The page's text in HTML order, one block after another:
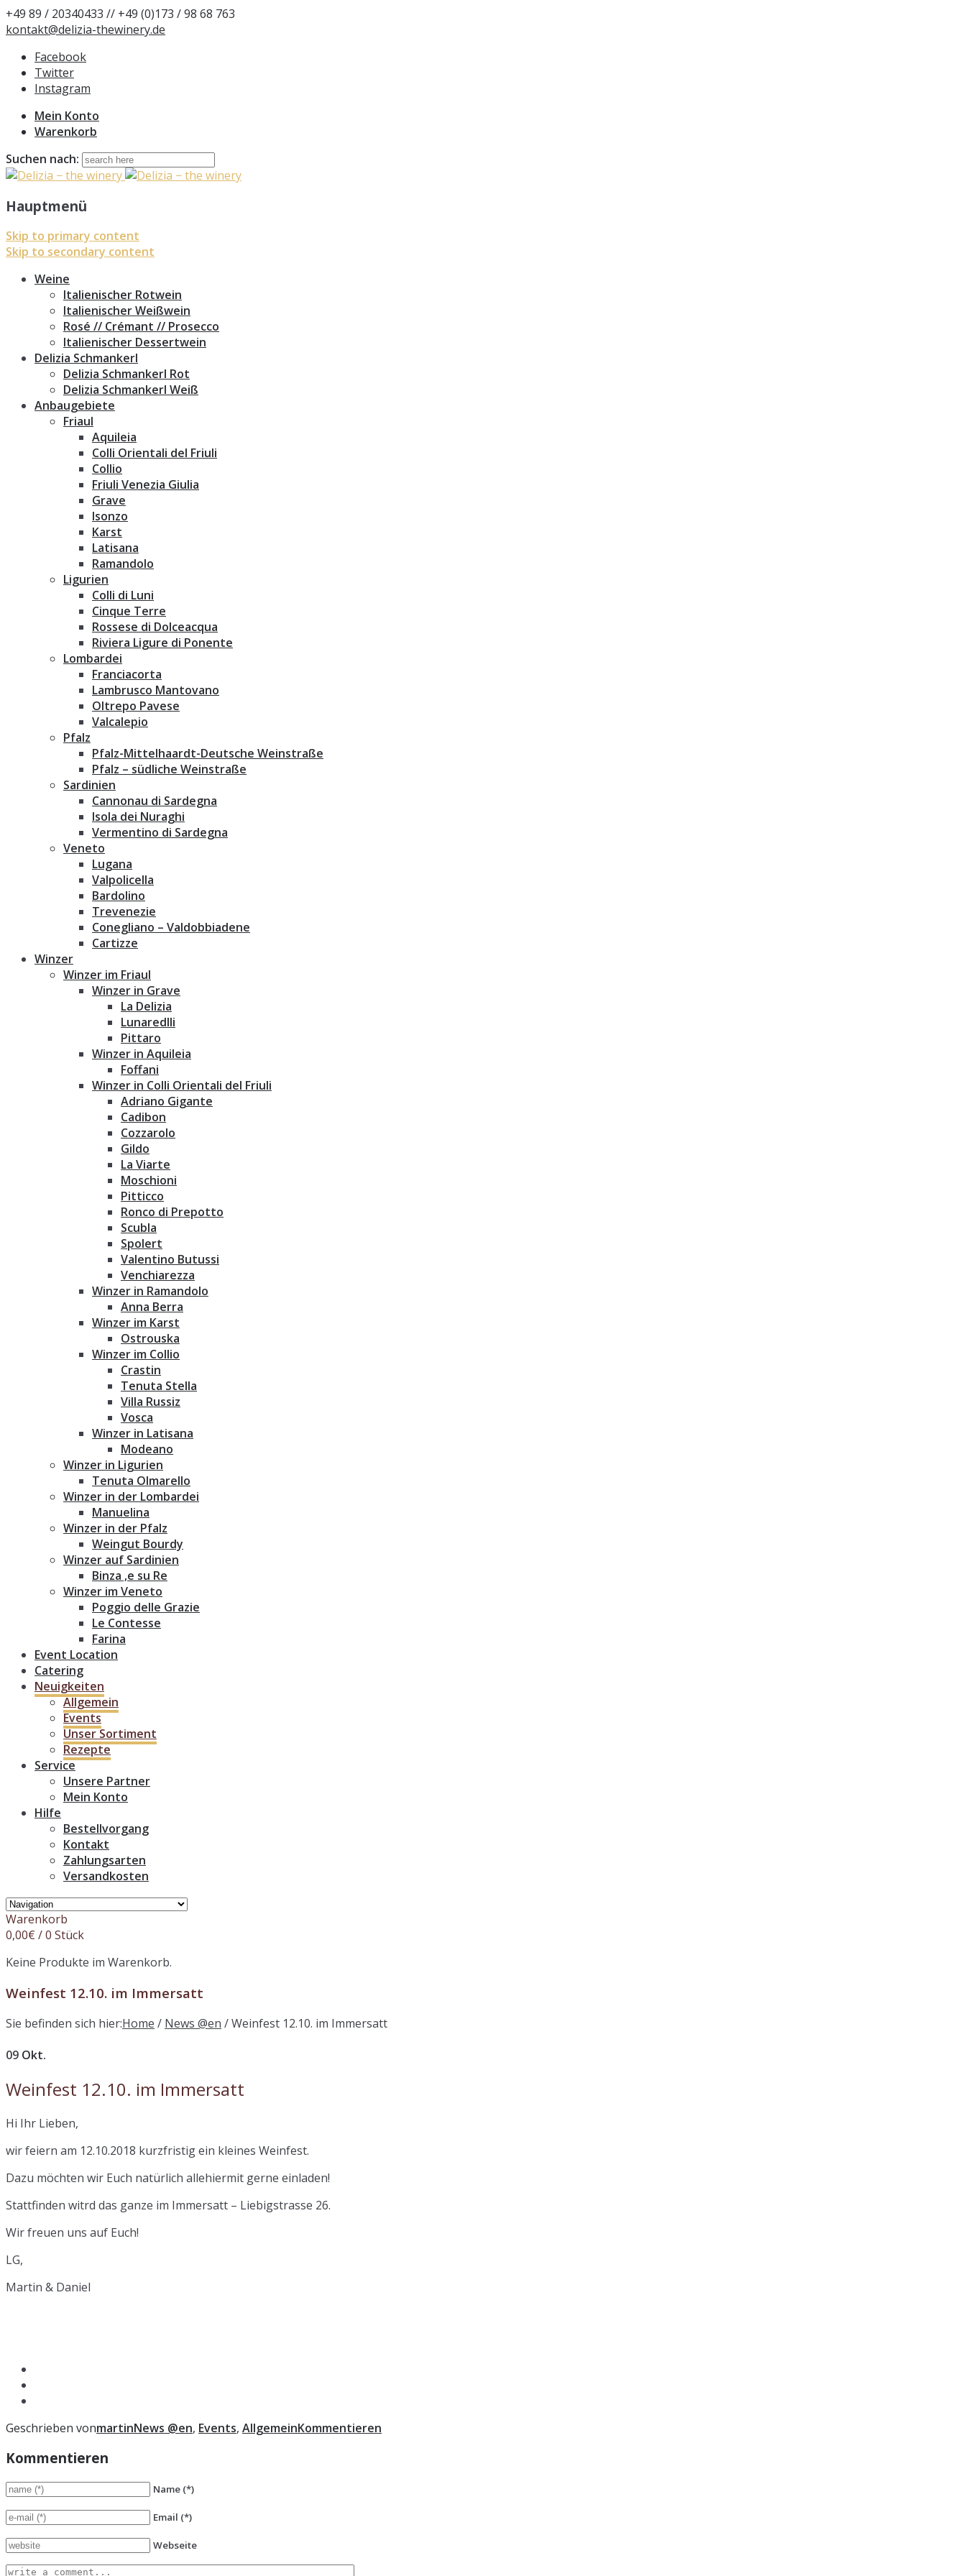
+49 89 / 20340433 // +49 (0)173 / 98 68 763
kontakt@delizia-thewinery.de
Facebook
Twitter
Instagram
Mein Konto
Warenkorb
Suchen nach:
Hauptmenü
Skip to primary content
Skip to secondary content
Weine
Italienischer Rotwein
Italienischer Weißwein
Rosé // Crémant // Prosecco
Italienischer Dessertwein
Delizia Schmankerl
Delizia Schmankerl Rot
Delizia Schmankerl Weiß
Anbaugebiete
Friaul
Aquileia
Colli Orientali del Friuli
Collio
Friuli Venezia Giulia
Grave
Isonzo
Karst
Latisana
Ramandolo
Ligurien
Colli di Luni
Cinque Terre
Rossese di Dolceacqua
Riviera Ligure di Ponente
Lombardei
Franciacorta
Lambrusco Mantovano
Oltrepo Pavese
Valcalepio
Pfalz
Pfalz-Mittelhaardt-Deutsche Weinstraße
Pfalz – südliche Weinstraße
Sardinien
Cannonau di Sardegna
Isola dei Nuraghi
Vermentino di Sardegna
Veneto
Lugana
Valpolicella
Bardolino
Trevenezie
Conegliano – Valdobbiadene
Cartizze
Winzer
Winzer im Friaul
Winzer in Grave
La Delizia
Lunaredlli
Pittaro
Winzer in Aquileia
Foffani
Winzer in Colli Orientali del Friuli
Adriano Gigante
Cadibon
Cozzarolo
Gildo
La Viarte
Moschioni
Pitticco
Ronco di Prepotto
Scubla
Spolert
Valentino Butussi
Venchiarezza
Winzer in Ramandolo
Anna Berra
Winzer im Karst
Ostrouska
Winzer im Collio
Crastin
Tenuta Stella
Villa Russiz
Vosca
Winzer in Latisana
Modeano
Winzer in Ligurien
Tenuta Olmarello
Winzer in der Lombardei
Manuelina
Winzer in der Pfalz
Weingut Bourdy
Winzer auf Sardinien
Binza ‚e su Re
Winzer im Veneto
Poggio delle Grazie
Le Contesse
Farina
Event Location
Catering
Neuigkeiten
Allgemein
Events
Unser Sortiment
Rezepte
Service
Unsere Partner
Mein Konto
Hilfe
Bestellvorgang
Kontakt
Zahlungsarten
Versandkosten
Warenkorb
0,00€ / 0 Stück
Keine Produkte im Warenkorb.
Weinfest 12.10. im Immersatt
Sie befinden sich hier:Home / News @en /Weinfest 12.10. im Immersatt
09 Okt.
Weinfest 12.10. im Immersatt
Hi Ihr Lieben,
wir feiern am 12.10.2018 kurzfristig ein kleines Weinfest.
Dazu möchten wir Euch natürlich allehiermit gerne einladen!
Stattfinden witrd das ganze im Immersatt – Liebigstrasse 26.
Wir freuen uns auf Euch!
LG,
Martin & Daniel
Geschrieben vonmartinNews @en, Events, AllgemeinKommentieren
Kommentieren
Name (*)
Email (*)
Webseite